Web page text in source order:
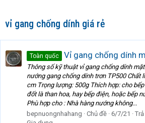
vỉ gang chống dính giá rẻ
Toàn quốc Vỉ gang chống dính
Thông số kỹ thuật vỉ gang chống dính
nướng gang chống dính trơn TP500 Chất
cm Trọng lượng: 500g Thích hợp: cho
đốt là than hoa, hay bếp điện, hoặc bếp
Phù hợp cho : Nhà hàng nướng không...
bepnuongnhahang
Chủ đề 6/7/21